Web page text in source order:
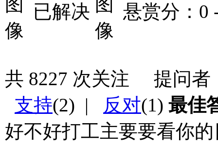
已解决 悬赏分：0
共 8227 次关注 提问者
支持(2) | 反对(1) 最佳
好不好打工主要要看你